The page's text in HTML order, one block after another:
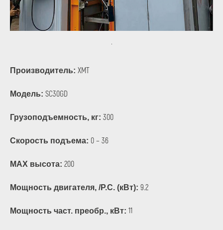
Производитель: XMT
Модель: SC30GD
Грузоподъемность, кг: 300
Скорость подъема: 0 – 36
МАХ высота: 200
Мощность двигателя, /P.C. (кВт): 9.2
Мощность част. преобр., кВт: 11